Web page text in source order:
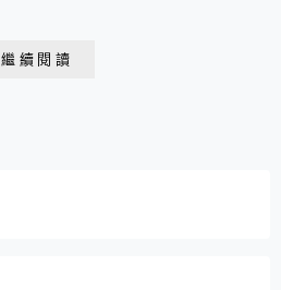
即可入館非常方便， 鄰近高鐵
繼續閱讀